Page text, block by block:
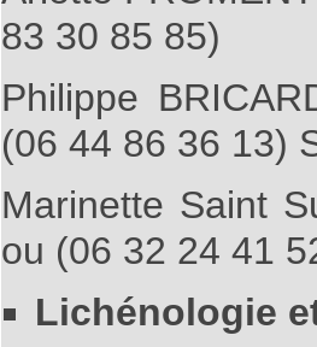
83 30 85 85)
Philippe
(06 44 86 36 13)
Marinette Saint
ou (06 32 24 41
Lichénologie